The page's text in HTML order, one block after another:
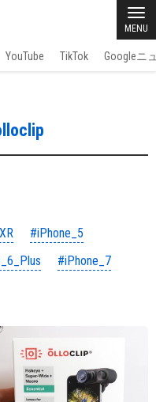
MENU
YouTube TikTok Googleニ
#iPhone_5
#iPhone_7